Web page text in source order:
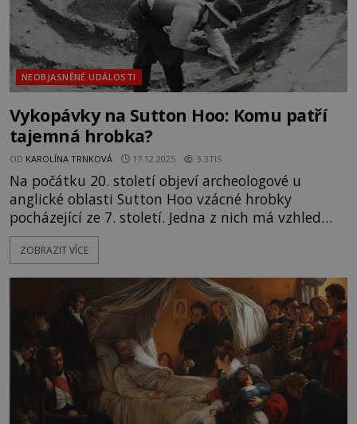
NEOBJASNĚNÉ UDÁLOSTI
Vykopávky na Sutton Hoo: Komu patří
tajemná hrobka?
OD KAROLÍNA TRNKOVÁ 17.12.2025 3.3TIS
Na počátku 20. století objeví archeologové u
anglické oblasti Sutton Hoo vzácné hrobky
pocházející ze 7. století. Jedna z nich má vzhled
lodi a oplývá neuvěřitelným množstvím pokladů.
Může jít o místo posledního odpočinku nějakého
legendárnímu králi Rædwaldovi nebo bojovníku
Beowulfovi. Co jsou zač? Kde je pravda? [gallery
size="full" ids="162361,162360
ZOBRAZIT VÍCE